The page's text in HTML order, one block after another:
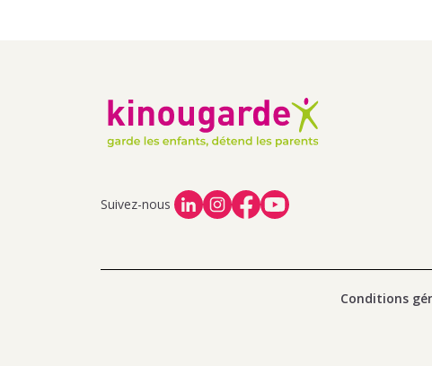
Suivez-nous
Conditions